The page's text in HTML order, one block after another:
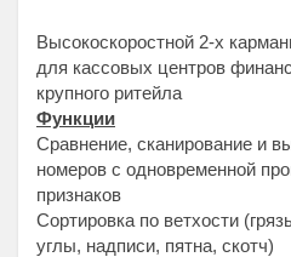
Высокоскоростной 2-х
для кассовых центров
крупного ритейла
Функции
Сравнение, сканирование и
номеров с одновременной
признаков
Сортировка по ветхости
углы, надписи, пятна, скотч)